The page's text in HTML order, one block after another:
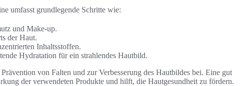
umfasst grundlegende Schritte wie:
und Make-up.
der Haut.
Inhaltsstoffen.
Hydratation für ein strahlendes Hautbild.
von Falten und zur Verbesserung des Hautbildes bei. Eine gut
der verwendeten Produkte und hilft, die Hautgesundheit zu fördern.